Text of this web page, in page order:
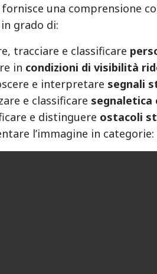
una comprensione
grado di:
tracciare e classificare
in condizioni di visibilità
e interpretare segnali
e classificare segnaletica
e distinguere ostacoli
l’immagine in categorie: